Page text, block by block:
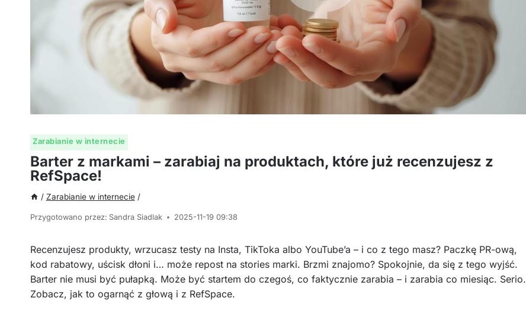
Zarabianie w internecie
Barter z markami – zarabiaj na produktach, które już recenzujesz z
RefSpace!
/ Zarabianie w internecie /
Przygotowano przez: Sandra Siadlak 2025-11-19 09:38
Recenzujesz produkty, wrzucasz testy na Insta, TikToka albo YouTube’a – i co z tego masz? Paczkę PR-ową,
kod rabatowy, uścisk dłoni i… może repost na stories marki. Brzmi znajomo? Spokojnie, da się z tego wyjść.
Barter nie musi być pułapką. Może być startem do czegoś, co faktycznie zarabia – i zarabia co miesiąc. Serio.
Zobacz, jak to ogarnąć z głową i z RefSpace.